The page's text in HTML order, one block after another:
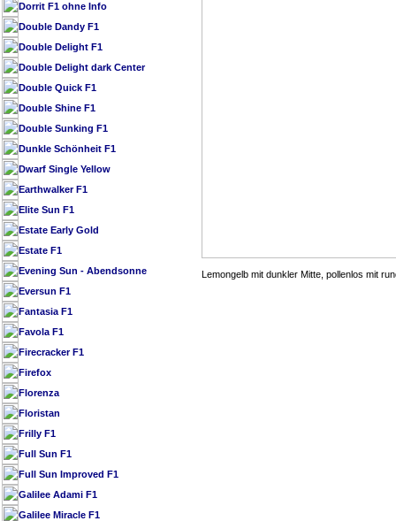
Dorrit F1 ohne Info
Double Dandy F1
Double Delight F1
Double Delight dark Center
Double Quick F1
Double Shine F1
Double Sunking F1
Dunkle Schönheit F1
Dwarf Single Yellow
Earthwalker F1
Elite Sun F1
Estate Early Gold
Estate F1
Evening Sun - Abendsonne
Eversun F1
Fantasia F1
Favola F1
Firecracker F1
Firefox
Florenza
Floristan
Frilly F1
Full Sun F1
Full Sun Improved F1
Galilee Adami F1
Galilee Miracle F1
Lemongelb mit dunkler Mitte, pollenlos mit